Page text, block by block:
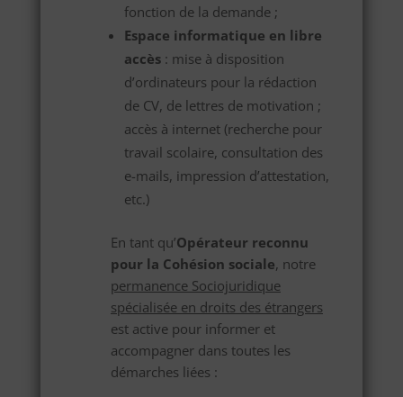
fonction de la demande ;
Espace informatique en libre
accès: mise à disposition
d’ordinateurs pour la rédaction
de CV, de lettres de motivation ;
accès à internet (recherche pour
travail scolaire, consultation des
e-mails, impression d’attestation,
etc.)
En tant qu’Opérateur reconnu
pour la Cohésion sociale, notre
permanence Sociojuridique
spécialisée en droits des étrangers
est active pour informer et
accompagner dans toutes les
démarches liées :